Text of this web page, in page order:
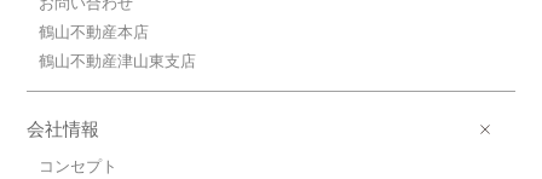
鶴山不動産本店
鶴山不動産津山東支店
会社情報
コンセプト